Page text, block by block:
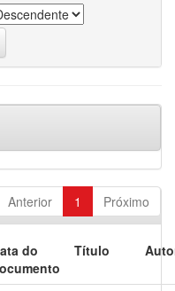
Anterior 1 Próximo
do
Título